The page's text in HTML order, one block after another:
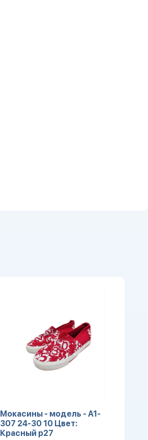
Мокасины - модель - A1-
307 24-30 10 Цвет:
Красный р27